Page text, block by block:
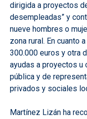
dirigida a proyectos
desempleadas” y
nueve hombres o
zona rural. En cuanto
300.000 euros y otra
ayudas a proyectos u
pública y de
privados y sociales
Martínez Lizán ha